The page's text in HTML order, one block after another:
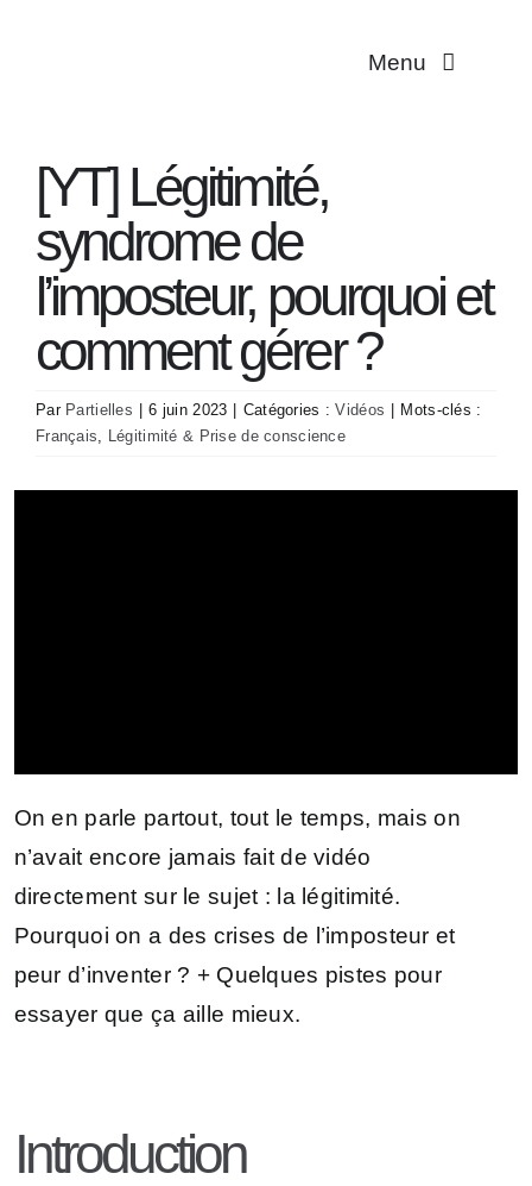
Menu
Traductions
Association
Contact
[YT] Légitimité,
syndrome de
l’imposteur, pourquoi et
comment gérer ?
Par Partielles 6 juin 2023 Catégories :Vidéos
Mots-clés :
Français
Légitimité & Prise de conscience
On en parle partout, tout le temps, mais on
n’avait encore jamais fait de vidéo
directement sur le sujet : la légitimité.
Pourquoi on a des crises de l’imposteur et
peur d’inventer ? + Quelques pistes pour
essayer que ça aille mieux.
Introduction